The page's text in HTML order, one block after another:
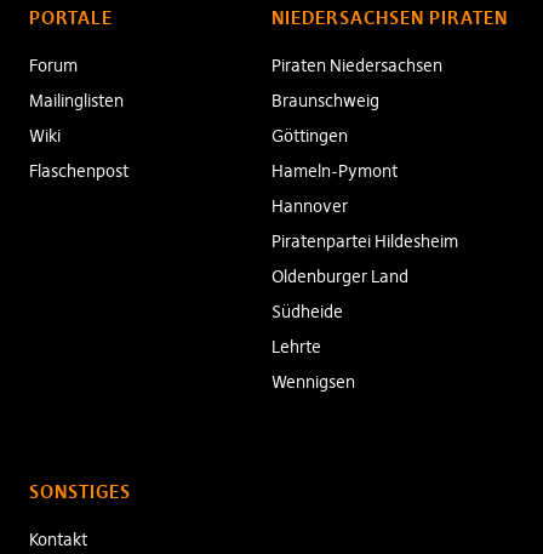
PORTALE
Forum
Mailinglisten
Wiki
Flaschenpost
NIEDERSACHSEN PIRATEN
Piraten Niedersachsen
Braunschweig
Göttingen
Hameln-Pymont
Hannover
Piratenpartei Hildesheim
Oldenburger Land
Südheide
Lehrte
Wennigsen
SONSTIGES
Kontakt